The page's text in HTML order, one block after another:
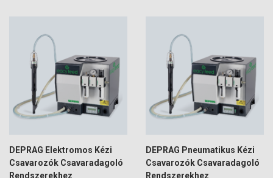
DEPRAG Elektromos Kézi
Csavarozók Csavaradagoló
Rendszerekhez
DEPRAG Pneumatikus Kézi
Csavarozók Csavaradagoló
Rendszerekhez